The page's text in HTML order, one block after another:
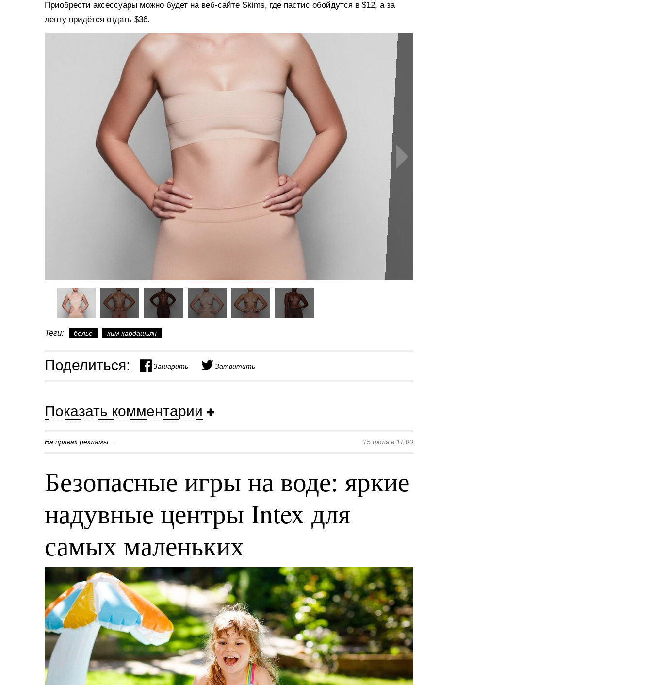
Приобрести аксессуары можно будет на веб-сайте Skims, где пастис обойдутся в $12, а за
ленту придётся отдать $36.
Теги: белье ким кардашьян
Поделиться: Зашарить Затвитить
Показать комментарии
На правах рекламы 15 июля в 11:00
Безопасные игры на воде: яркие
надувные центры Intex для
самых маленьких